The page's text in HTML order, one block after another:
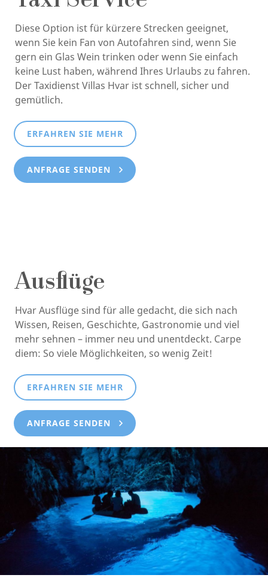
Diese Option ist für kürzere Strecken geeignet,
wenn Sie kein Fan von Autofahren sind, wenn Sie
gern ein Glas Wein trinken oder wenn Sie einfach
keine Lust haben, während Ihres Urlaubs zu fahren.
Der Taxidienst Villas Hvar ist schnell, sicher und
gemütlich.
ERFAHREN SIE MEHR
ANFRAGE SENDEN
Ausflüge
Hvar Ausflüge sind für alle gedacht, die sich nach
Wissen, Reisen, Geschichte, Gastronomie und viel
mehr sehnen – immer neu und unentdeckt. Carpe
diem: So viele Möglichkeiten, so wenig Zeit!
ERFAHREN SIE MEHR
ANFRAGE SENDEN